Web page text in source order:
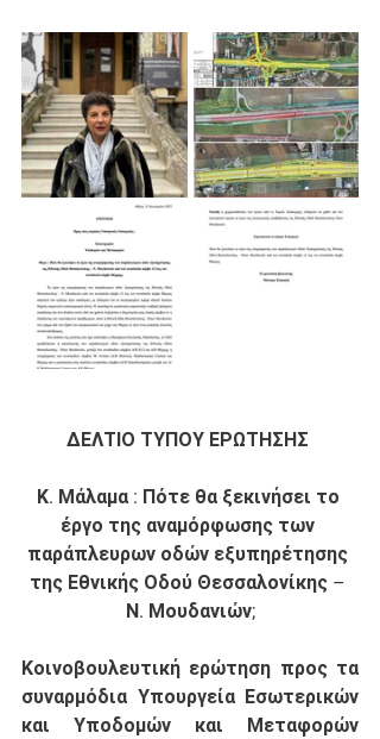
ΔΕΛΤΙΟ ΤΥΠΟΥ ΕΡΩΤΗΣΗΣ
Κ. Μάλαμα : Πότε θα ξεκινήσει το
έργο της αναμόρφωσης των
παράπλευρων οδών εξυπηρέτησης
της Εθνικής Οδού Θεσσαλονίκης –
Ν. Μουδανιών;
Κοινοβουλευτική ερώτηση προς τα
συναρμόδια Υπουργεία Εσωτερικών
και Υποδομών και Μεταφορών